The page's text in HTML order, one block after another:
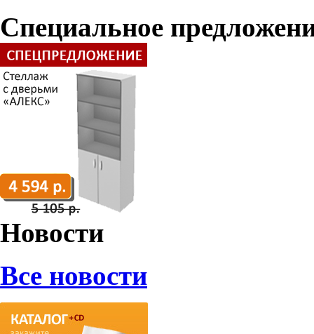
Специальное
Новости
Все новости